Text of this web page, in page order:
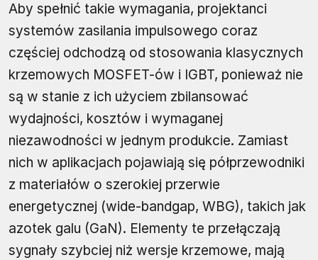
Aby spełnić takie wymagania, projektanci
systemów zasilania impulsowego coraz
częściej odchodzą od stosowania klasycznych
krzemowych MOSFET-ów i IGBT, ponieważ nie
są w stanie z ich użyciem zbilansować
wydajności, kosztów i wymaganej
niezawodności w jednym produkcie. Zamiast
nich w aplikacjach pojawiają się półprzewodniki
z materiałów o szerokiej przerwie
energetycznej (wide-bandgap, WBG), takich jak
azotek galu (GaN). Elementy te przełączają
sygnały szybciej niż wersje krzemowe, mają